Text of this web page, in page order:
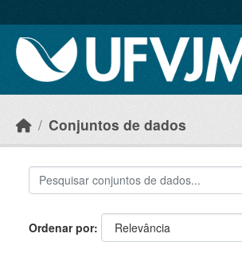
Conjuntos de dados
Ordenar por